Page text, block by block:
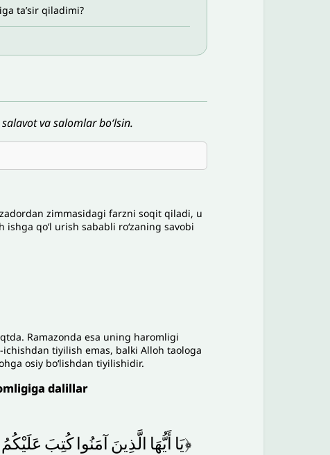
taʼsir qiladimi?
va salomlar bo‘lsin.
zimmasidagi farzni soqit qiladi, u
qoʻl urish sababli roʻzaning savobi
Ramazonda esa uning haromligi
ichishdan tiyilish emas, balki Alloh taologa
osiy boʻlishdan tiyilishidir.
dalillar
﴿يَا أَيُّهَا الَّذِينَ آمَنُوا كُتِبَ عَلَيْكُمُ